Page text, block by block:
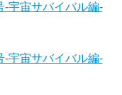
-宇宙サバイバル編-
-宇宙サバイバル編-